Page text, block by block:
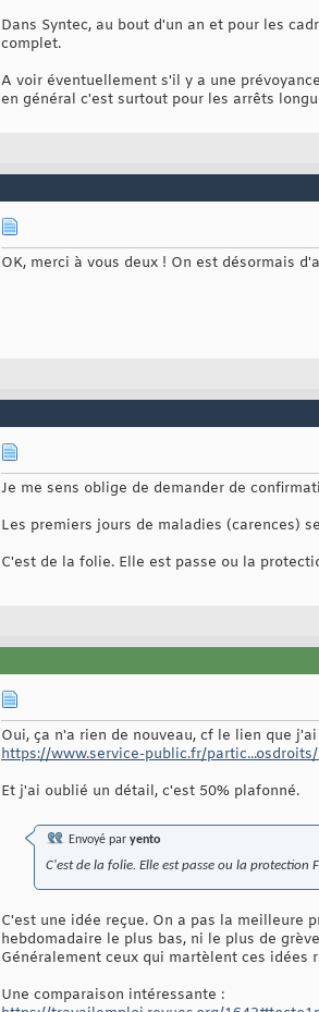
Dans Syntec, au bout d'un an et pour les
complet.
A voir éventuellement s'il y a une
en général c'est surtout pour les arrêts
OK, merci à vous deux ! On est désormais
Je me sens oblige de demander de
Les premiers jours de maladies (carences)
C'est de la folie. Elle est passe ou la
Oui, ça n'a rien de nouveau, cf le lien que
https://www.service-public.fr/
Et j'ai oublié un détail, c'est 50% plafonné.
Envoyé par yento
C'est de la folie. Elle est passe ou la protection
C'est une idée reçue. On a pas la meilleure
hebdomadaire le plus bas, ni le plus de
Généralement ceux qui martèlent ces idées
Une comparaison intéressante :